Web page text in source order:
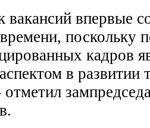
впервые
поскольку
кадров
в развитии